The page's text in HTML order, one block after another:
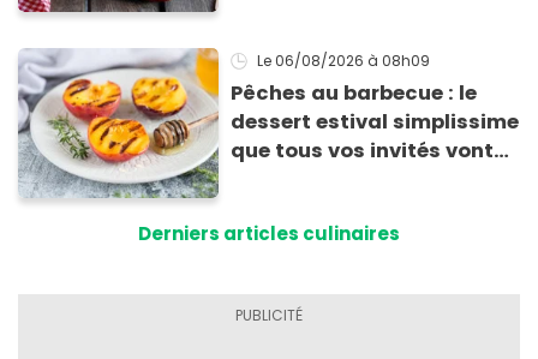
Le 06/08/2026 à 08h09
Pêches au barbecue : le
dessert estival simplissime
que tous vos invités vont
Derniers articles culinaires